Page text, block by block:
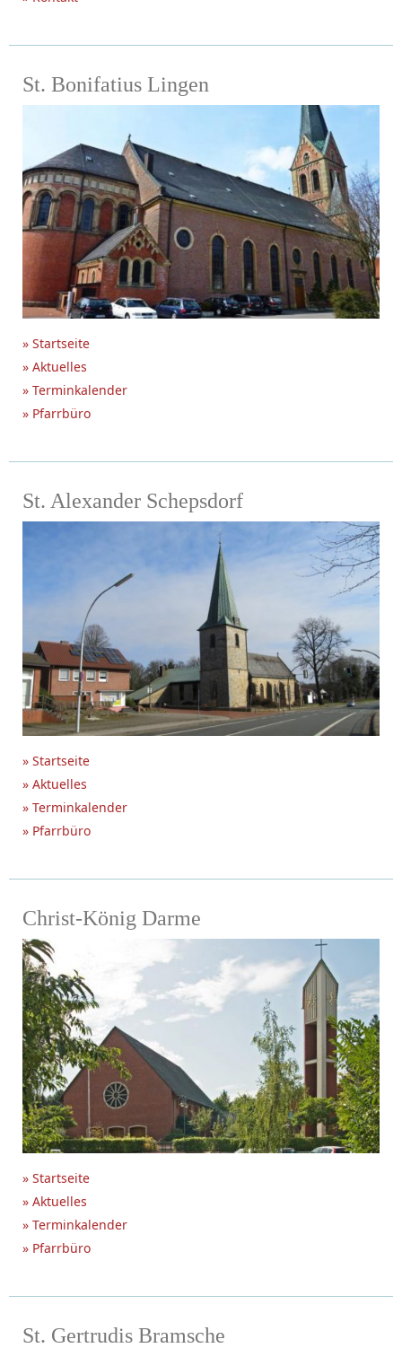
St. Bonifatius Lingen
» Startseite
» Aktuelles
» Terminkalender
» Pfarrbüro
St. Alexander Schepsdorf
» Startseite
» Aktuelles
» Terminkalender
» Pfarrbüro
Christ-König Darme
» Startseite
» Aktuelles
» Terminkalender
» Pfarrbüro
St. Gertrudis Bramsche